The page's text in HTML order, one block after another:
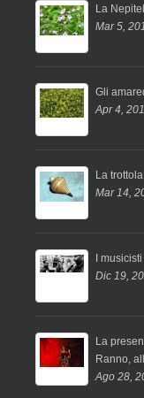
La
Mar 5,
Gli
Apr 4,
La
Mar 14,
I
Dic 19,
La
Ranno,
Ago 28,